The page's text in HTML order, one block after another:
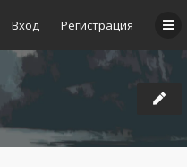
Вход Регистрация